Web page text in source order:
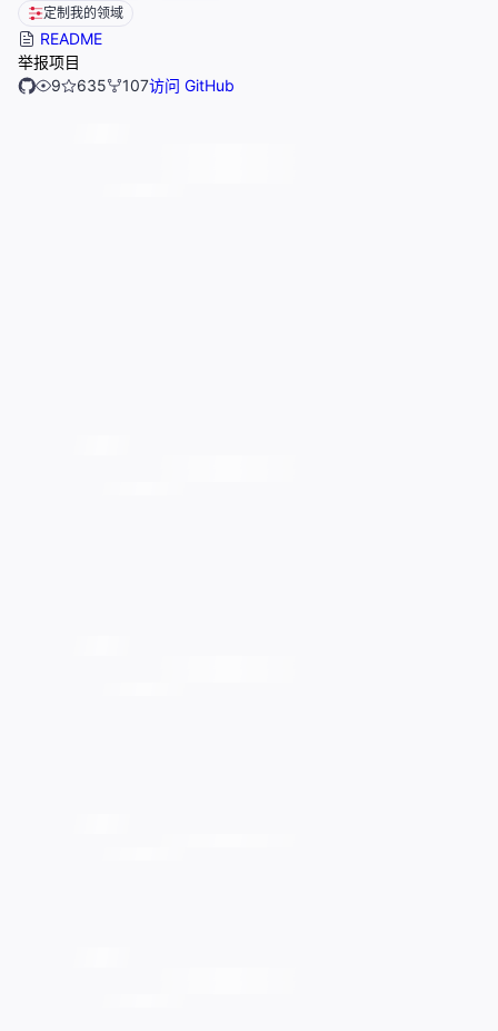
定制我的领域
README
举报项目
9
635 107访问 GitHub